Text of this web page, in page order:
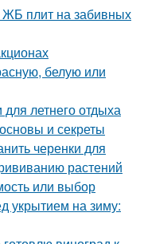
плит на забивных
белую или
летнего отдыха
и секреты
черенки для
растений
или выбор
укрытием на зиму: